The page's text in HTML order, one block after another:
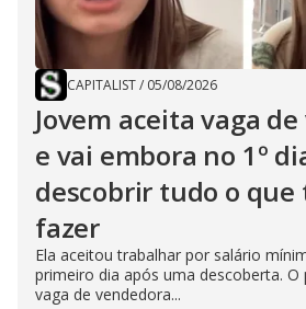
CAPITALIST/ 05/08/2026
Jovem aceita vaga
e vai embora no 1º
descobrir tudo o
fazer
Ela aceitou trabalhar por salário
primeiro dia após uma descoberta. O
vaga de vendedora...